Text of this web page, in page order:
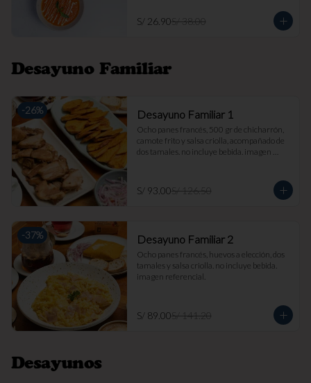
S/ 26.90S/ 38.00
Desayuno Familiar
-26% Desayuno Familiar 1
Ocho panes francés, 500 gr de chicharrón,
camote frito y salsa criolla, acompañado de
dos tamales. no incluye bebida. imagen
S/ 93.00S/ 126.50
-37% Desayuno Familiar 2
Ocho panes francés, huevos a elección, dos
tamales y salsa criolla. no incluye bebida.
imagen referencial.
S/ 89.00S/ 141.20
Desayunos